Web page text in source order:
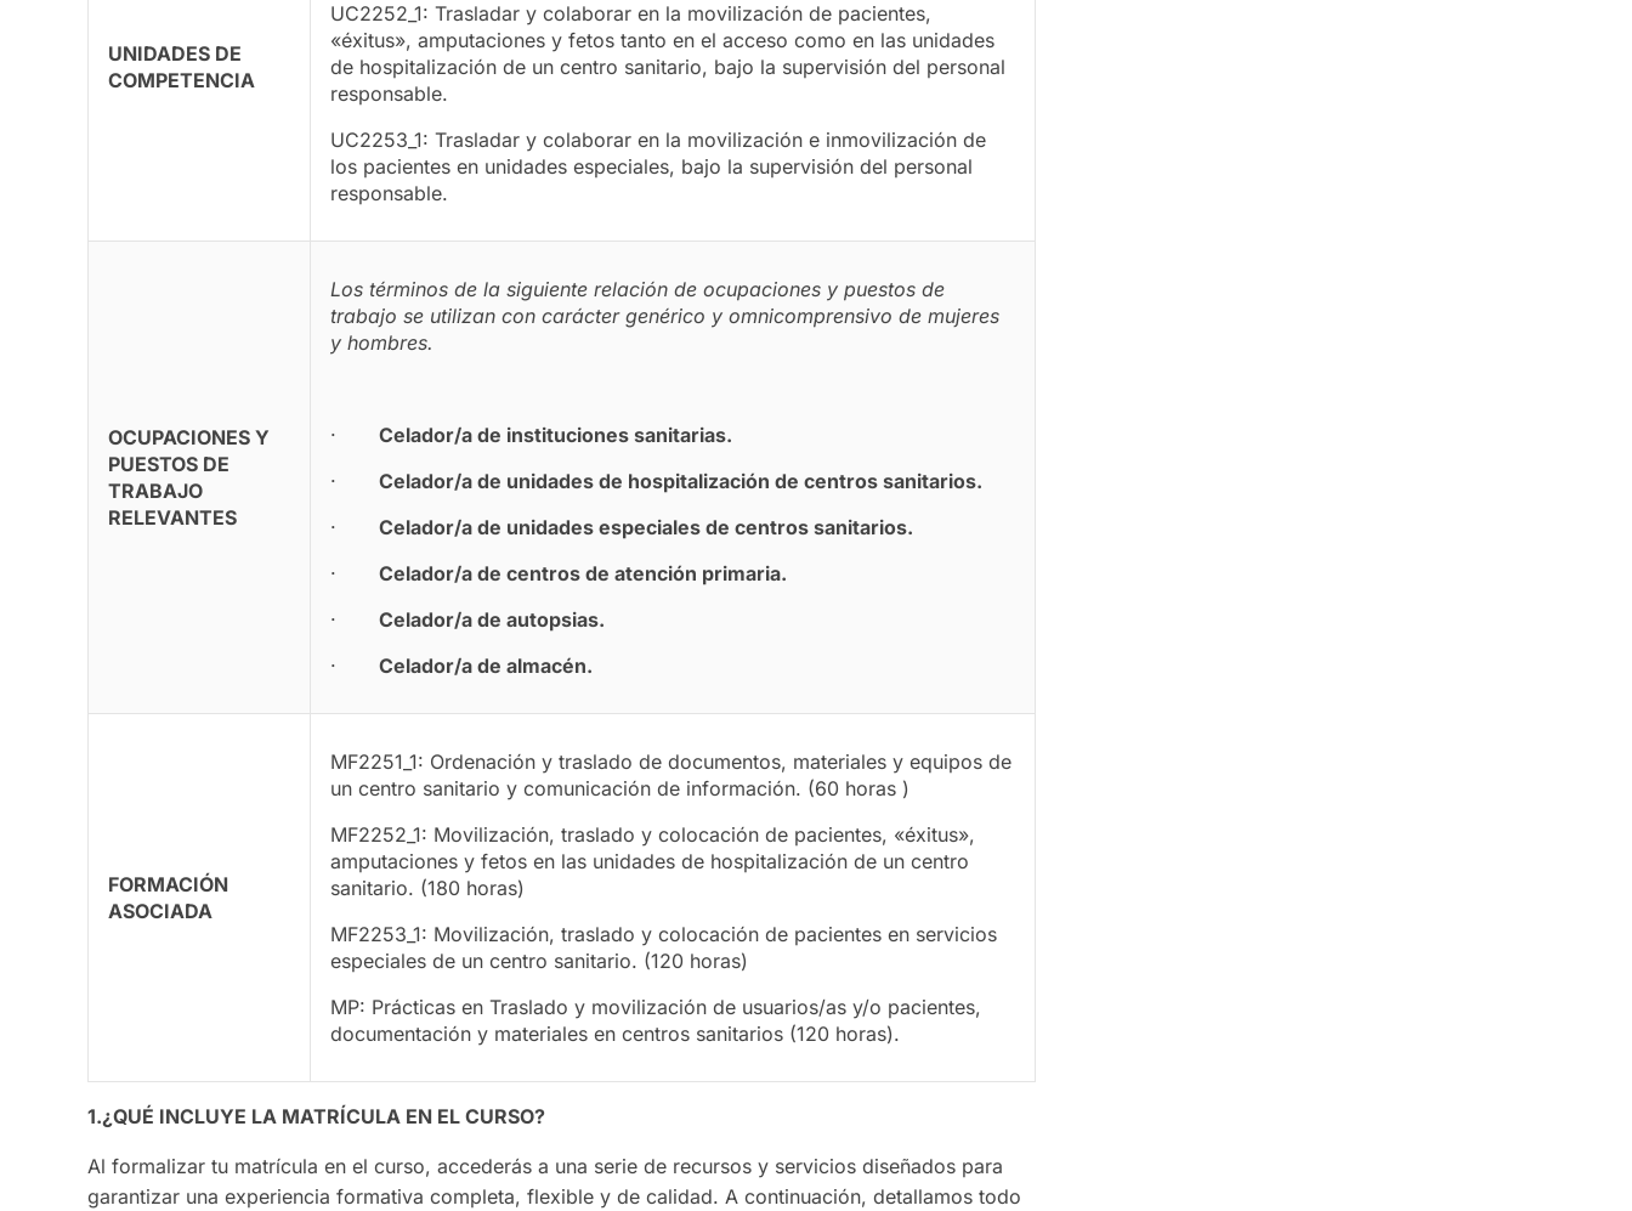
UNIDADES DE
COMPETENCIA
UC2252_1: Trasladar y colaborar en la movilización de pacientes,
«éxitus», amputaciones y fetos tanto en el acceso como en las unidades
de hospitalización de un centro sanitario, bajo la supervisión del personal
responsable.
UC2253_1: Trasladar y colaborar en la movilización e inmovilización de
los pacientes en unidades especiales, bajo la supervisión del personal
responsable.
OCUPACIONES Y
PUESTOS DE
TRABAJO
RELEVANTES
Los términos de la siguiente relación de ocupaciones y puestos de
trabajo se utilizan con carácter genérico y omnicomprensivo de mujeres
y hombres.
·Celador/a de instituciones sanitarias.
·Celador/a de unidades de hospitalización de centros sanitarios.
·Celador/a de unidades especiales de centros sanitarios.
·Celador/a de centros de atención primaria.
·Celador/a de autopsias.
·Celador/a de almacén.
FORMACIÓN
ASOCIADA
MF2251_1: Ordenación y traslado de documentos, materiales y equipos de
un centro sanitario y comunicación de información. (60 horas )
MF2252_1: Movilización, traslado y colocación de pacientes, «éxitus»,
amputaciones y fetos en las unidades de hospitalización de un centro
sanitario. (180 horas)
MF2253_1: Movilización, traslado y colocación de pacientes en servicios
especiales de un centro sanitario. (120 horas)
MP: Prácticas en Traslado y movilización de usuarios/as y/o pacientes,
documentación y materiales en centros sanitarios (120 horas).
1.¿QUÉ INCLUYE LA MATRÍCULA EN EL CURSO?
Al formalizar tu matrícula en el curso, accederás a una serie de recursos y servicios diseñados para
garantizar una experiencia formativa completa, flexible y de calidad. A continuación, detallamos todo